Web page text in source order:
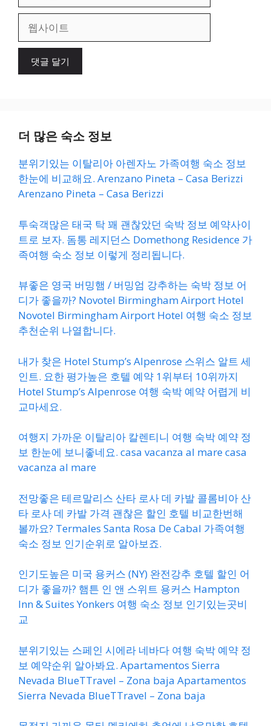
일
이
더 많은 숙소 정보
분위기있는 이탈리아 아렌자노 가족여행 숙소 정보
한눈에 비교해요. Arenzano Pineta – Casa Berizzi
Arenzano Pineta – Casa Berizzi
투숙객많은 태국 탁 꽤 괜찮았던 숙박 정보 예약사이
트로 보자. 돔통 레지던스 Domethong Residence 가
족여행 숙소 정보 이렇게 정리됩니다.
뷰좋은 영국 버밍햄 / 버밍엄 강추하는 숙박 정보 어
디가 좋을까? Novotel Birmingham Airport Hotel
Novotel Birmingham Airport Hotel 여행 숙소 정보
추천순위 나열합니다.
내가 찾은 Hotel Stump’s Alpenrose 스위스 알트 세
인트. 요한 평가높은 호텔 예약 1위부터 10위까지
Hotel Stump’s Alpenrose 여행 숙박 예약 어렵게 비
교마세요.
여행지 가까운 이탈리아 칼렌티니 여행 숙박 예약 정
보 한눈에 보니좋네요. casa vacanza al mare casa
vacanza al mare
전망좋은 테르말리스 산타 로사 데 카발 콜롬비아 산
타 로사 데 카발 가격 괜찮은 할인 호텔 비교한번해
볼까요? Termales Santa Rosa De Cabal 가족여행
숙소 정보 인기순위로 알아보죠.
인기도높은 미국 용커스 (NY) 완전강추 호텔 할인 어
디가 좋을까? 햄튼 인 앤 스위트 용커스 Hampton
Inn & Suites Yonkers 여행 숙소 정보 인기있는곳비
교
분위기있는 스페인 시에라 네바다 여행 숙박 예약 정
보 예약순위 알아봐요. Apartamentos Sierra
Nevada BlueTTravel – Zona baja Apartamentos
Sierra Nevada BlueTTravel – Zona baja